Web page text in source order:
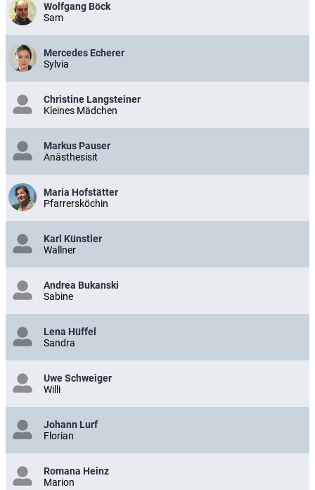
Wolfgang Böck
Sam
Mercedes Echerer
Sylvia
Christine Langsteiner
Kleines Mädchen
Markus Pauser
Anästhesisit
Maria Hofstätter
Pfarrersköchin
Karl Künstler
Wallner
Andrea Bukanski
Sabine
Lena Hüffel
Sandra
Uwe Schweiger
Willi
Johann Lurf
Florian
Romana Heinz
Marion